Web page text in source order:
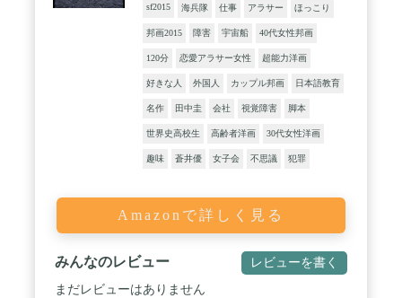
sf2015 海兵隊 仕事 アラサー ほっこり
邦画2015 障害 宇宙船 40代女性邦画
120分 恋愛アラサー女性 超能力洋画
好きな人 外国人 カップル邦画 日本語教育
名作 田中圭 会社 視覚障害 脚本
世界史高校生 高齢者洋画 30代女性洋画
趣味 蒼井優 女子会 不思議 犯罪
Amazonで詳しく見る
みんなのレビュー レビューを書く
まだレビューはありません